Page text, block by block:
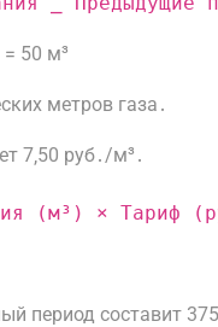
50 м³
метров газа․
7‚50 руб․/м³․
(м³) × Тариф
период составит